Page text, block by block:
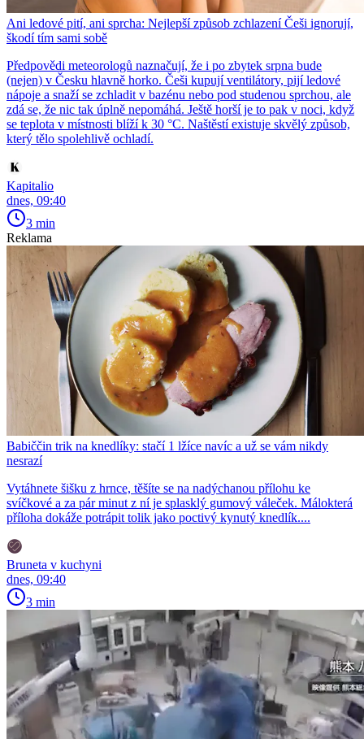
Ani ledové pití, ani sprcha: Nejlepší způsob zchlazení Češi ignorují,
škodí tím sami sobě
Předpovědi meteorologů naznačují, že i po zbytek srpna bude
(nejen) v Česku hlavně horko. Češi kupují ventilátory, pijí ledové
nápoje a snaží se zchladit v bazénu nebo pod studenou sprchou, ale
zdá se, že nic tak úplně nepomáhá. Ještě horší je to pak v noci, když
se teplota v místnosti blíží k 30 °C. Naštěstí existuje skvělý způsob,
který tělo spolehlivě ochladí.
Kapitalio
dnes, 09:40
3 min
Reklama
Babiččin trik na knedlíky: stačí 1 lžíce navíc a už se vám nikdy
nesrazí
Vytáhnete šišku z hrnce, těšíte se na nadýchanou přílohu ke
svíčkové a za pár minut z ní je splasklý gumový váleček. Málokterá
příloha dokáže potrápit tolik jako poctivý kynutý knedlík....
Bruneta v kuchyni
dnes, 09:40
3 min